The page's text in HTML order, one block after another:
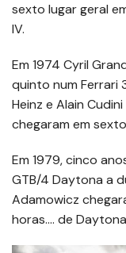
sexto lugar geral
IV.
Em 1974 Cyril
quinto num Ferrari
Heinz e Alain
chegaram em
Em 1979, cinco
GTB/4 Daytona a
Adamowicz
horas…. de